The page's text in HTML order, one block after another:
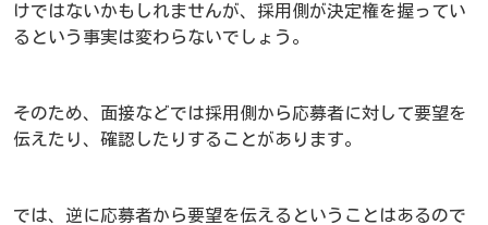
けではないかもしれませんが、採用側が決定権を握ってい
るという事実は変わらないでしょう。
そのため、面接などでは採用側から応募者に対して要望を
伝えたり、確認したりすることがあります。
では、逆に応募者から要望を伝えるということはあるので